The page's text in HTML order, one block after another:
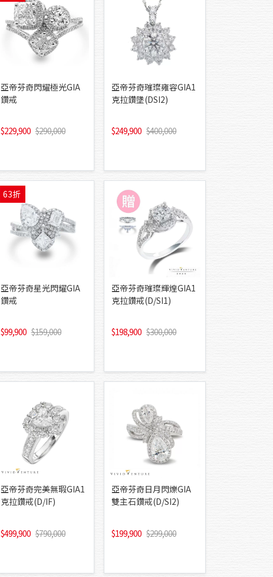
亞帝芬奇閃耀極光GIA
鑽戒
229,900 290,000
亞帝芬奇璀璨雍容GIA1
克拉鑽墬(DSI2)
249,900 400,000
63折
亞帝芬奇星光閃耀GIA
鑽戒
99,900 159,000
亞帝芬奇璀璨輝煌GIA1
克拉鑽戒(D/SI1)
198,900 300,000
亞帝芬奇完美無瑕GIA1
克拉鑽戒(D/IF)
499,900 790,000
亞帝芬奇日月閃爍GIA
雙主石鑽戒(D/SI2)
199,900 299,000